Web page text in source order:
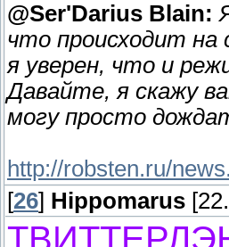
@Ser'Darius Blain:
что происходит на
я уверен, что и
Давайте, я скажу
могу просто
http://robsten.ru/
[26] Hippomarus